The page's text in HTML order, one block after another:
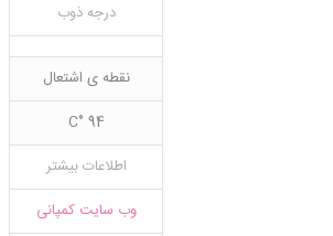
درجه ذوب
نقطه ی اشتعال
94 °C
اطلاعات بیشتر
وب سایت کمپانی